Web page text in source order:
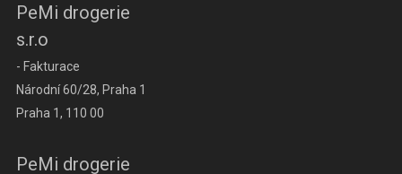
PeMi drogerie
s.r.o
- Fakturace
Národní 60/28, Praha 1
Praha 1, 110 00
PeMi drogerie